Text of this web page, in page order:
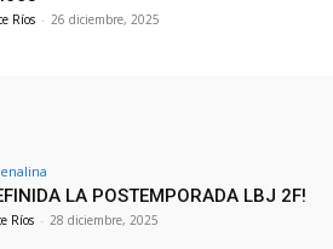
Ríos - 26 diciembre, 2025
LA POSTEMPORADA LBJ 2F!
Ríos - 28 diciembre, 2025